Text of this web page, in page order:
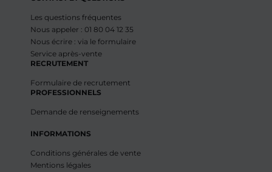
Les questions fréquentes
Nous appeler : 01 80 04 12 35
Nous écrire : via le formulaire
Service après-vente
RECRUTEMENT
Formulaire de recrutement
PROFESSIONNELS
Demande de renseignements
INFORMATIONS
Conditions générales de vente
Mentions légales